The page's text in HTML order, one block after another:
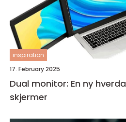
inspiration
17. February 2025
Dual monitor: En ny
skjermer